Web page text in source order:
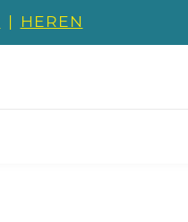
| HEREN